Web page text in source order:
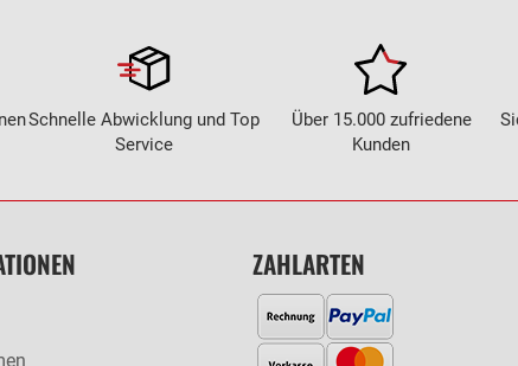
Schnelle Abwicklung und Top
Service
Über 15.000 zufriedene
Kunden
ZAHLARTEN